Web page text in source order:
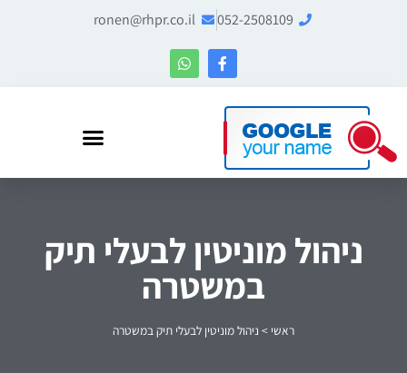
052-2508109
ronen@rhpr.co.il
ניהול מוניטין לבעלי תיק
במשטרה
ראשי > ניהול מוניטין לבעלי תיק במשטרה